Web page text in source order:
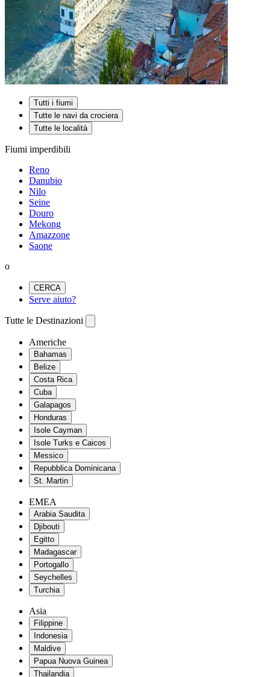
Tutti i fiumi
Tutte le navi da crociera
Tutte le località
Fiumi imperdibili
Reno
Danubio
Nilo
Seine
Douro
Mekong
Amazzone
Saone
o
CERCA
Serve aiuto?
Tutte le Destinazioni
Americhe
Bahamas
Belize
Costa Rica
Cuba
Galapagos
Honduras
Isole Cayman
Isole Turks e Caicos
Messico
Repubblica Dominicana
St. Martin
EMEA
Arabia Saudita
Djibouti
Egitto
Madagascar
Portogallo
Seychelles
Turchia
Asia
Filippine
Indonesia
Maldive
Papua Nuova Guinea
Thailandia